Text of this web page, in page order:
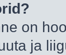
on
ja